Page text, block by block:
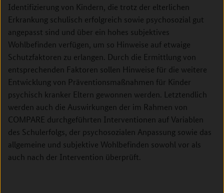
Identifizierung von Kindern, die trotz der elterlichen
Erkrankung schulisch erfolgreich sowie psychosozial gut
angepasst sind und über ein hohes subjektives
Wohlbefinden verfügen, um so Hinweise auf etwaige
Schutzfaktoren zu erlangen. Durch die Ermittlung von
entsprechenden Faktoren sollen Hinweise für die weitere
Entwicklung von Präventionsmaßnahmen für Kinder
psychisch kranker Eltern gewonnen werden. Letztendlich
werden auch die Auswirkungen der im Rahmen von
COMPARE durchgeführten Interventionen auf Variablen
des Schulerfolgs, der psychosozialen Anpassung sowie das
allgemeine und subjektive Wohlbefinden sowohl vor als
auch nach der Intervention überprüft.